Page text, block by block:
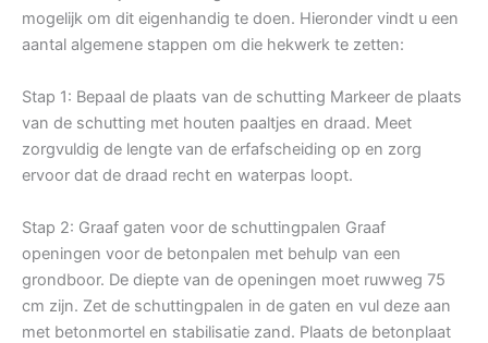
mogelijk om dit eigenhandig te doen. Hieronder vindt u een
aantal algemene stappen om die hekwerk te zetten:
Stap 1: Bepaal de plaats van de schutting Markeer de plaats
van de schutting met houten paaltjes en draad. Meet
zorgvuldig de lengte van de erfafscheiding op en zorg
ervoor dat de draad recht en waterpas loopt.
Stap 2: Graaf gaten voor de schuttingpalen Graaf
openingen voor de betonpalen met behulp van een
grondboor. De diepte van de openingen moet ruwweg 75
cm zijn. Zet de schuttingpalen in de gaten en vul deze aan
met betonmortel en stabilisatie zand. Plaats de betonplaat